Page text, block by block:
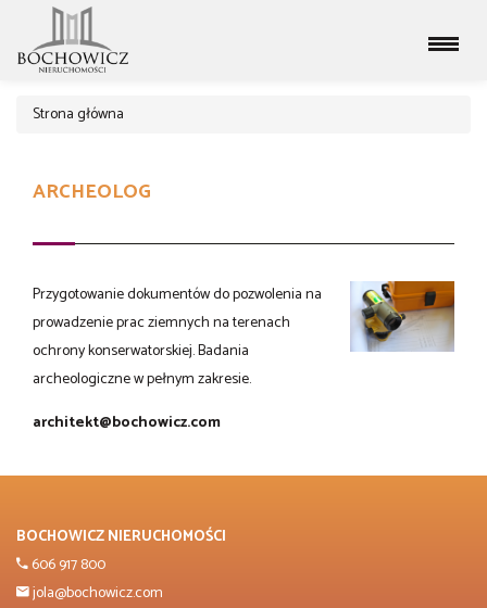
Strona główna
ARCHEOLOG
Przygotowanie dokumentów do pozwolenia na
prowadzenie prac ziemnych na terenach
ochrony konserwatorskiej. Badania
archeologiczne w pełnym zakresie.
architekt@bochowicz.com
BOCHOWICZ NIERUCHOMOŚCI
606 917 800
jola@bochowicz.com